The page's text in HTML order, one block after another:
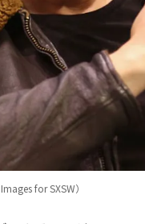
for SXSW）